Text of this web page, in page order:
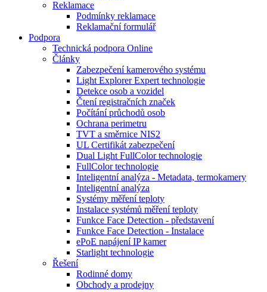
Reklamace
Podmínky reklamace
Reklamační formulář
Podpora
Technická podpora Online
Články
Zabezpečení kamerového systému
Light Explorer Expert technologie
Detekce osob a vozidel
Čtení registračních značek
Počítání průchodů osob
Ochrana perimetru
TVT a směrnice NIS2
UL Certifikát zabezpečení
Dual Light FullColor technologie
FullColor technologie
Inteligentní analýza - Metadata, termokamery
Inteligentní analýza
Systémy měření teploty
Instalace systémů měření teploty
Funkce Face Detection - představení
Funkce Face Detection - Instalace
ePoE napájení IP kamer
Starlight technologie
Řešení
Rodinné domy
Obchody a prodejny